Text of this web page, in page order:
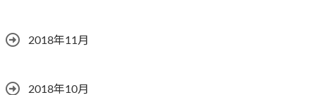
2018年11月
2018年10月